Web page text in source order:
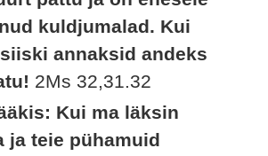
kuldjumalad. Kui
annaksid andeks
2Ms 32,31.32
Kui ma läksin
ja teie pühamuid